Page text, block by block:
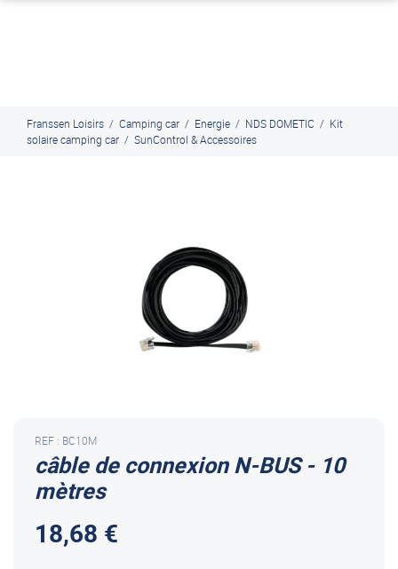
Franssen Loisirs / Camping car / Energie / NDS DOMETIC / Kit
solaire camping car / SunControl & Accessoires
câble de connexion N-BUS - 10
mètres
REF : BC10M
18,68 €